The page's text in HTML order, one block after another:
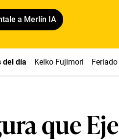
a Merlín IA
del día Keiko Fujimori Feriado
que